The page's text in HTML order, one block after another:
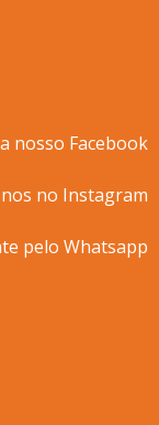
nosso Facebook
no Instagram
pelo Whatsapp